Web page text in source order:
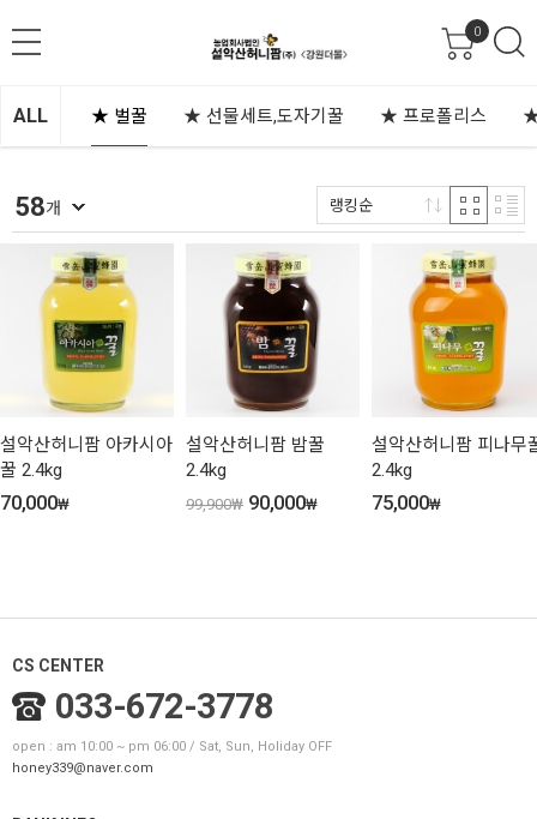
0
ALL ★ 벌꿀 ★ 선물세트,도자기꿀 ★ 프로폴리스
58개 랭킹순
설악산허니팜 아카시아
꿀 2.4kg
70,000₩
설악산허니팜 밤꿀
2.4kg
99,900₩ 90,000₩
설악산허니팜 피나무
2.4kg
75,000₩
CS CENTER
033-672-3778
open : am 10:00 ~ pm 06:00 / Sat, Sun, Holiday OFF
honey339@naver.com